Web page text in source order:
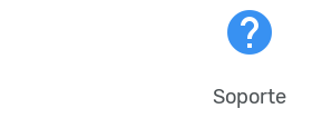
help
Soporte